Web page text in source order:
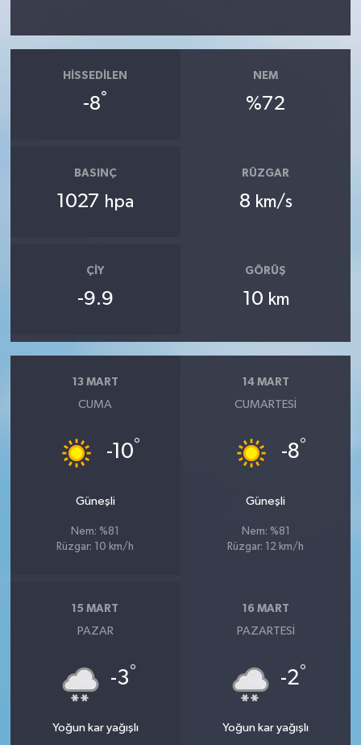
HISSEDILEN
-8°
NEM
%72
BASINÇ
1027 hpa
RÜZGAR
8 km/s
ÇIY
-9.9
GÖRÜŞ
10 km
13 MART
CUMA
-10°
Güneşli
Nem: %81
Rüzgar: 10 km/h
14 MART
CUMARTESI
-8°
Güneşli
Nem: %81
Rüzgar: 12 km/h
15 MART
PAZAR
-3°
Yoğun kar yağışlı
16 MART
PAZARTESI
-2°
Yoğun kar yağışlı